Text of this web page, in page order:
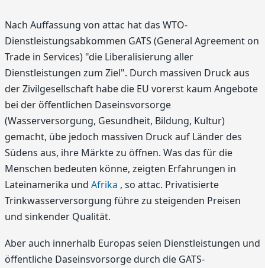
Nach Auffassung von attac hat das WTO-
Dienstleistungsabkommen GATS (General Agreement on
Trade in Services) "die Liberalisierung aller
Dienstleistungen zum Ziel". Durch massiven Druck aus
der Zivilgesellschaft habe die EU vorerst kaum Angebote
bei der öffentlichen Daseinsvorsorge
(Wasserversorgung, Gesundheit, Bildung, Kultur)
gemacht, übe jedoch massiven Druck auf Länder des
Südens aus, ihre Märkte zu öffnen. Was das für die
Menschen bedeuten könne, zeigten Erfahrungen in
Lateinamerika und Afrika , so attac. Privatisierte
Trinkwasserversorgung führe zu steigenden Preisen
und sinkender Qualität.
Aber auch innerhalb Europas seien Dienstleistungen und
öffentliche Daseinsvorsorge durch die GATS-